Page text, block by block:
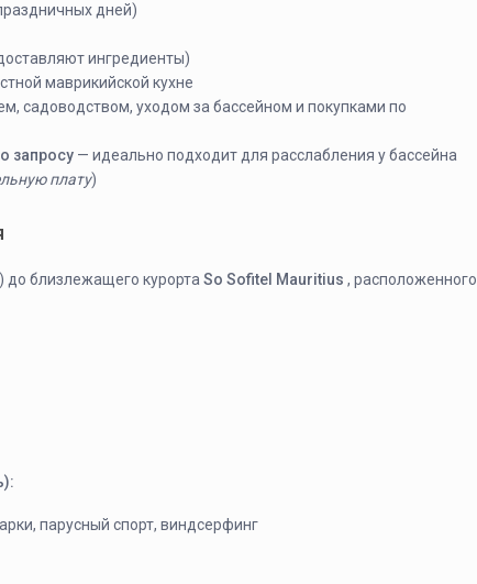
дней)
ингредиенты)
маврикийской кухне
садоводством, уходом за бассейном и покупками по
запросу — идеально подходит для расслабления у бассейна
плату)
до близлежащего курорта So Sofitel Mauritius , расположенного
парусный спорт, виндсерфинг